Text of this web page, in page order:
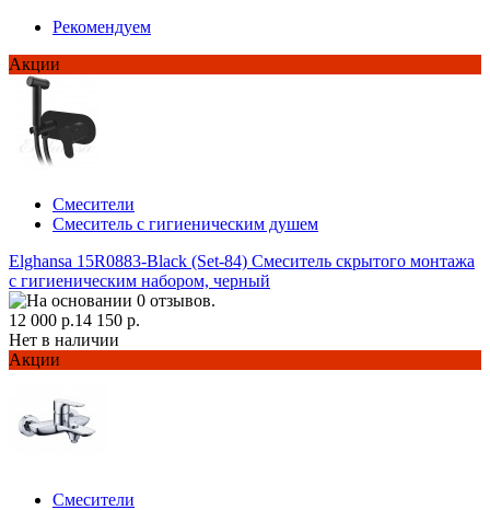
Рекомендуем
Акции
Смесители
Смеситель с гигиеническим душем
Elghansa 15R0883-Black (Set-84) Смеситель скрытого монтажа
с гигиеническим набором, черный
12 000 р.14 150 р.
Нет в наличии
Акции
Смесители